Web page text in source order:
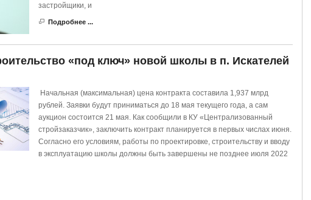
застройщики, и
Подробнее ...
«под ключ» новой школы в п. Искателей
Начальная (максимальная) цена контракта составила 1,937 млрд
рублей. Заявки будут приниматься до 18 мая текущего года, а сам
аукцион состоится 21 мая. Как сообщили в КУ «Централизованный
стройзаказчик», заключить контракт планируется в первых числах июня.
Согласно его условиям, работы по проектировке, строительству и вводу
в эксплуатацию школы должны быть завершены не позднее июля 2022